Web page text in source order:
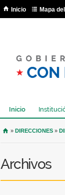
Inicio Mapa
Inicio
USTED SE
» DIRECCIONES »
Archivos